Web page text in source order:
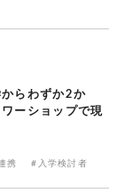
からわずか2か
ーショップで現
携 #入学検討者